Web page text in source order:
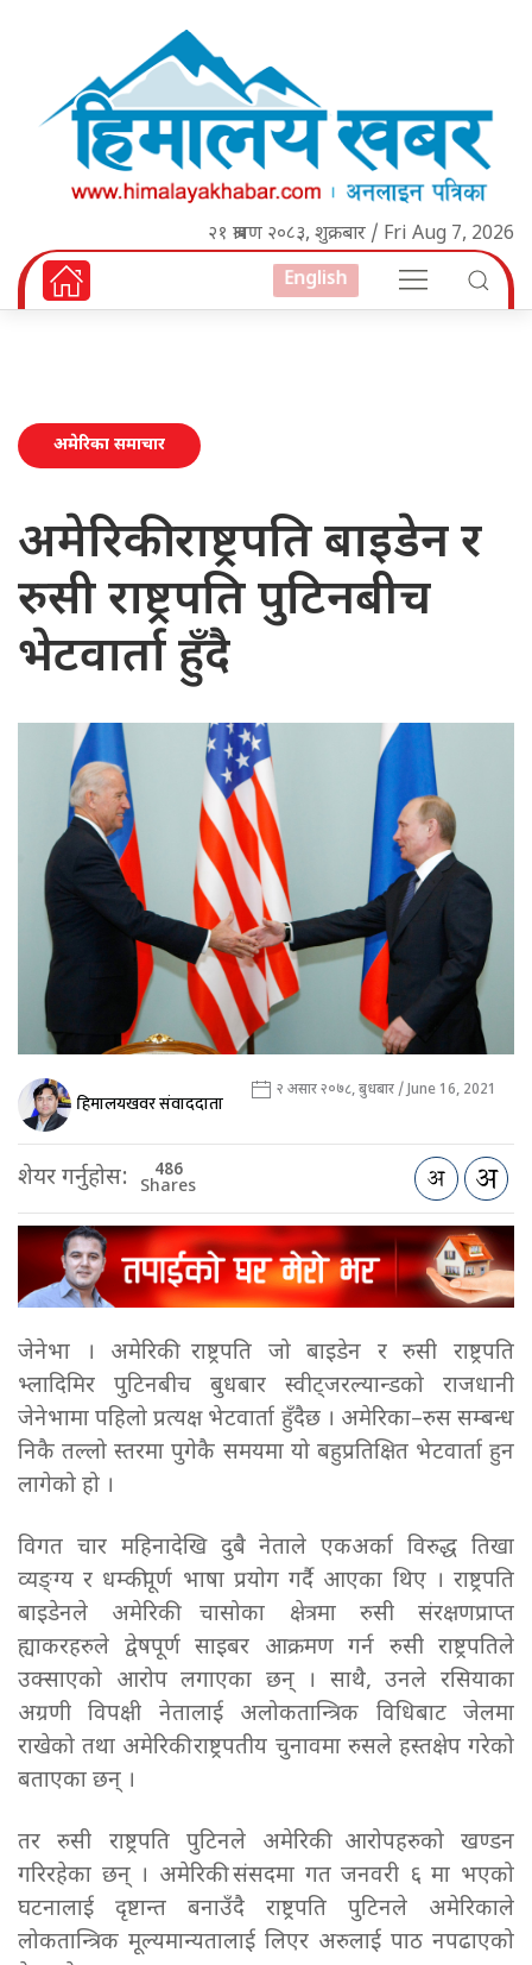
२१ श्रावण २०८३, शुक्रबार / Fri Aug 7, 2026
English
अमेरिका समाचार
अमेरिकी राष्ट्रपति बाइडेन र
रुसी राष्ट्रपति पुटिनबीच
भेटवार्ता हुँदै
हिमालयखवर संवाददाता २ असार २०७८, बुधबार / June 16, 2021
शेयर गर्नुहोस: 486
Shares
जेनेभा । अमेरिकी राष्ट्रपति जो बाइडेन र रुसी राष्ट्रपति
भ्लादिमिर पुटिनबीच बुधबार स्वीट्जरल्यान्डको राजधानी
जेनेभामा पहिलो प्रत्यक्ष भेटवार्ता हुँदैछ । अमेरिका–रुस सम्बन्ध
निकै तल्लो स्तरमा पुगेकै समयमा यो बहुप्रतिक्षित भेटवार्ता हुन
लागेको हो ।
विगत चार महिनादेखि दुबै नेताले एकअर्का विरुद्ध तिखा
व्यङ्ग्य र धम्कीपूर्ण भाषा प्रयोग गर्दै आएका थिए । राष्ट्रपति
बाइडेनले अमेरिकी चासोका क्षेत्रमा रुसी संरक्षणप्राप्त
ह्याकरहरुले द्वेषपूर्ण साइबर आक्रमण गर्न रुसी राष्ट्रपतिले
उक्साएको आरोप लगाएका छन् । साथै, उनले रसियाका
अग्रणी विपक्षी नेतालाई अलोकतान्त्रिक विधिबाट जेलमा
राखेको तथा अमेरिकी राष्ट्रपतीय चुनावमा रुसले हस्तक्षेप गरेको
बताएका छन् ।
तर रुसी राष्ट्रपति पुटिनले अमेरिकी आरोपहरुको खण्डन
गरिरहेका छन् । अमेरिकी संसदमा गत जनवरी ६ मा भएको
घटनालाई दृष्टान्त बनाउँदै राष्ट्रपति पुटिनले अमेरिकाले
लोकतान्त्रिक मूल्यमान्यतालाई लिएर अरुलाई पाठ नपढाएको